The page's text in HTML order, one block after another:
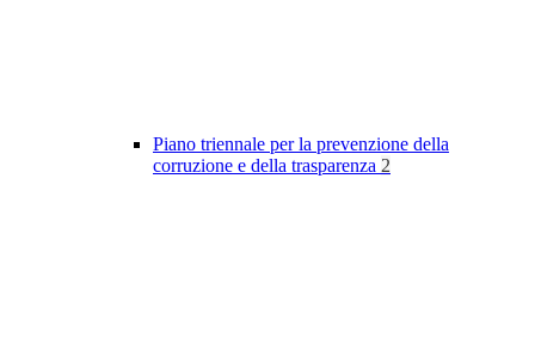
Piano triennale per la prevenzione della
corruzione e della trasparenza 2